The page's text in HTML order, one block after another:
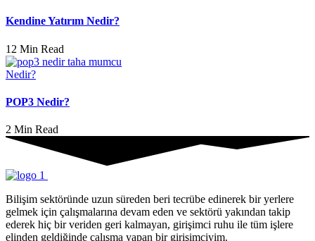
Kendine Yatırım Nedir?
12 Min Read
Nedir?
POP3 Nedir?
2 Min Read
Bilişim sektöründe uzun süreden beri tecrübe edinerek bir yerlere
gelmek için çalışmalarına devam eden ve sektörü yakından takip
ederek hiç bir veriden geri kalmayan, girişimci ruhu ile tüm işlere
elinden geldiğinde çalışma yapan bir girişimciyim.